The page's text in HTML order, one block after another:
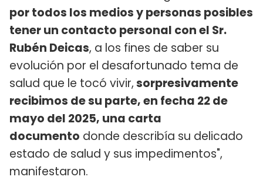
por todos los medios y personas posibles
tener un contacto personal con el Sr.
Rubén Deicas, a los fines de saber su
evolución por el desafortunado tema de
salud que le tocó vivir,sorpresivamente
recibimos de su parte, en fecha 22 de
mayo del 2025, una carta
documento donde describía su delicado
estado de salud y sus impedimentos",
manifestaron.